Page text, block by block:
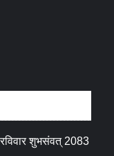
शुभसंवत् 2083